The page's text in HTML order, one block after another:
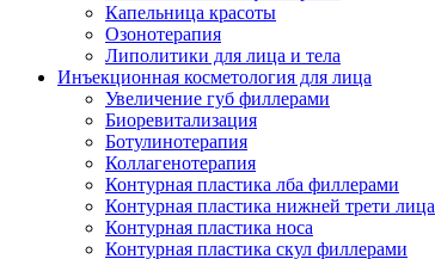
Капельница красоты
Озонотерапия
Липолитики для лица и тела
Инъекционная косметология для лица
Увеличение губ филлерами
Биоревитализация
Ботулинотерапия
Коллагенотерапия
Контурная пластика лба филлерами
Контурная пластика нижней трети лица
Контурная пластика носа
Контурная пластика скул филлерами